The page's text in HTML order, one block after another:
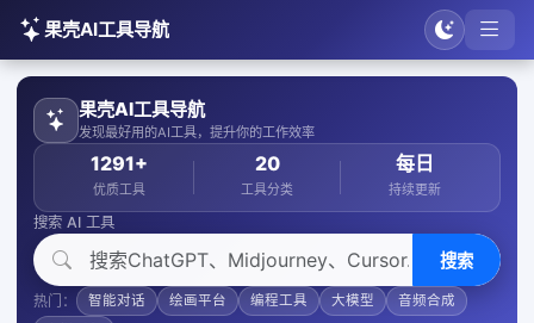
果壳AI工具导航
果壳AI工具导航
发现最好用的AI工具，提升你的工作效率
1291+
优质工具
20
工具分类
每日
持续更新
搜索 AI 工具
搜索
热门： 智能对话 绘画平台 编程工具 大模型
音频合成